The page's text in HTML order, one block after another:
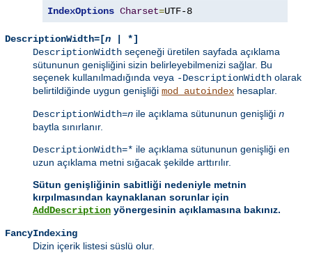
IndexOptions Charset=UTF-8
DescriptionWidth=[n | *]
DescriptionWidth seçeneği üretilen sayfada açıklama
sütununun genişliğini sizin belirleyebilmenizi sağlar. Bu
seçenek kullanılmadığında veya -DescriptionWidth olarak
belirtildiğinde uygun genişliği mod_autoindex hesaplar.
DescriptionWidth=n ile açıklama sütununun genişliği n
baytla sınırlanır.
DescriptionWidth=* ile açıklama sütununun genişliği en
uzun açıklama metni sığacak şekilde arttırılır.
Sütun genişliğinin sabitliği nedeniyle metnin
kırpılmasından kaynaklanan sorunlar için
AddDescription yönergesinin açıklamasına bakınız.
FancyIndexing
Dizin içerik listesi süslü olur.